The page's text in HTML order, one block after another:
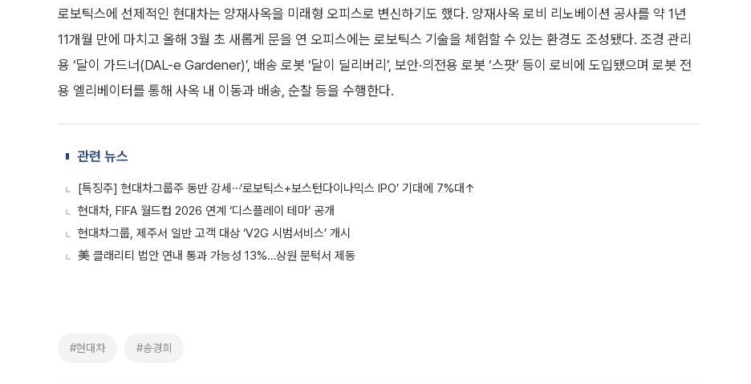
로보틱스에 선제적인 현대차는 양재사옥을 미래형 오피스로 변신하기도 했다. 양재사옥 로비 리노베이션 공사를 약 1년
11개월 만에 마치고 올해 3월 초 새롭게 문을 연 오피스에는 로보틱스 기술을 체험할 수 있는 환경도 조성됐다. 조경 관리
용 ‘달이 가드너(DAL-e Gardener)’, 배송 로봇 ‘달이 딜리버리’, 보안·의전용 로봇 ‘스팟’ 등이 로비에 도입됐으며 로봇 전
용 엘리베이터를 통해 사옥 내 이동과 배송, 순찰 등을 수행한다.
관련 뉴스
[특징주] 현대차그룹주 동반 강세⋯‘로보틱스+보스턴다이나믹스 IPO’ 기대에 7%대↑
현대차, FIFA 월드컵 2026 연계 ‘디스플레이 테마’ 공개
현대차그룹, 제주서 일반 고객 대상 ‘V2G 시범서비스’ 개시
美 클래리티 법안 연내 통과 가능성 13%…상원 문턱서 제동
#현대차 #송경희